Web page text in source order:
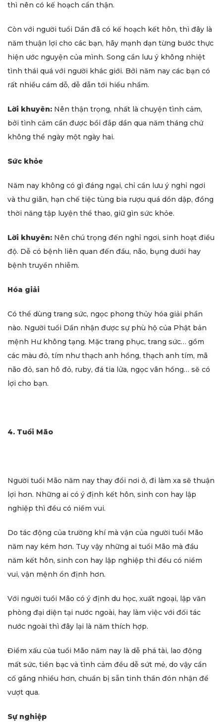
thì nên có kế hoạch cẩn thận.
Còn với người tuổi Dần đã có kế hoạch kết hôn, thì đây là
năm thuận lợi cho các bạn, hãy mạnh dạn từng bước thực
hiện ước nguyện của mình. Song cần lưu ý không nhiệt
tình thái quá với người khác giới. Bởi năm nay các bạn có
rất nhiều cám dỗ, dễ dẫn tới hiểu nhầm.
Lời khuyên: Nên thận trọng, nhất là chuyện tình cảm,
bởi tình cảm cần được bồi đắp dần qua năm tháng chứ
không thể ngày một ngày hai.
Sức khỏe
Năm nay không có gì đáng ngại, chỉ cần lưu ý nghỉ ngơi
và thư giãn, hạn chế tiệc tùng bia rượu quá dồn dập, đồng
thời năng tập luyện thể thao, giữ gìn sức khỏe.
Lời khuyên: Nên chú trọng đến nghỉ ngơi, sinh hoạt điều
độ. Dễ có bệnh liên quan đến đầu, não, bụng dưới hay
bệnh truyền nhiễm.
Hóa giải
Có thể dùng trang sức, ngọc phong thủy hóa giải phần
nào. Người tuổi Dần nhận được sự phù hộ của Phật bản
mệnh Hư không tạng. Mặc trang phục, trang sức… gồm
các màu đỏ, tím như thạch anh hồng, thạch anh tím, mã
não đỏ, san hô đỏ, ruby, đá tia lửa, ngọc vân hồng… sẽ có
lợi cho bạn.
4. Tuổi Mão
Người tuổi Mão năm nay thay đổi nơi ở, đi làm xa sẽ thuận
lợi hơn. Những ai có ý định kết hôn, sinh con hay lập
nghiệp thì đều có niềm vui.
Do tác động của trường khí mà vận của người tuổi Mão
năm nay kém hơn. Tuy vậy những ai tuổi Mão mà đầu
năm kết hôn, sinh con hay lập nghiệp thì đều có niềm
vui, vận mệnh ổn định hơn.
Với người tuổi Mão có ý định du học, xuất ngoại, lập văn
phòng đại diện tại nước ngoài, hay làm việc với đối tác
nước ngoài thì đây lại là năm thích hợp.
Điềm xấu của tuổi Mão năm nay là dễ phá tài, lao động
mất sức, tiền bạc và tình cảm đều dễ sứt mẻ, do vậy cần
cố gắng nhiều hơn, chuẩn bị sẵn tinh thần đón nhận để
vượt qua.
Sự nghiệp